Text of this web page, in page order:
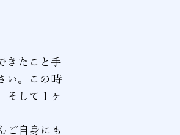
きたこと手
い。この時
そして１ヶ
ご自身にも